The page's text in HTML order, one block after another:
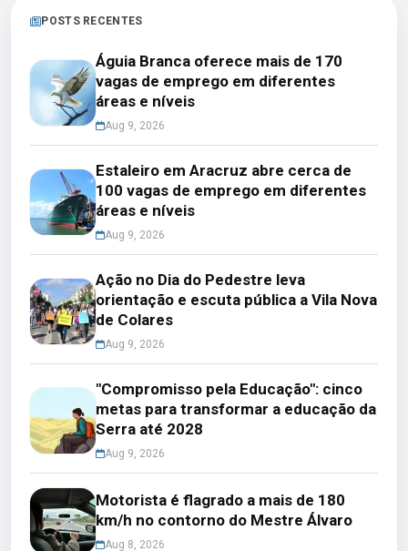
POSTS RECENTES
Águia Branca oferece mais de 170
vagas de emprego em diferentes
áreas e níveis
Aug 9, 2026
Estaleiro em Aracruz abre cerca de
100 vagas de emprego em diferentes
áreas e níveis
Aug 9, 2026
Ação no Dia do Pedestre leva
orientação e escuta pública a Vila Nova
de Colares
Aug 9, 2026
"Compromisso pela Educação": cinco
metas para transformar a educação da
Serra até 2028
Aug 9, 2026
Motorista é flagrado a mais de 180
km/h no contorno do Mestre Álvaro
Aug 8, 2026